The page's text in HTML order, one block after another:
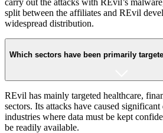
split between the affiliates and REvil
widespread distribution.
Which sectors have been primarily
REvil has mainly targeted healthcare,
sectors. Its attacks have caused
industries where data must be kept
be readily available.